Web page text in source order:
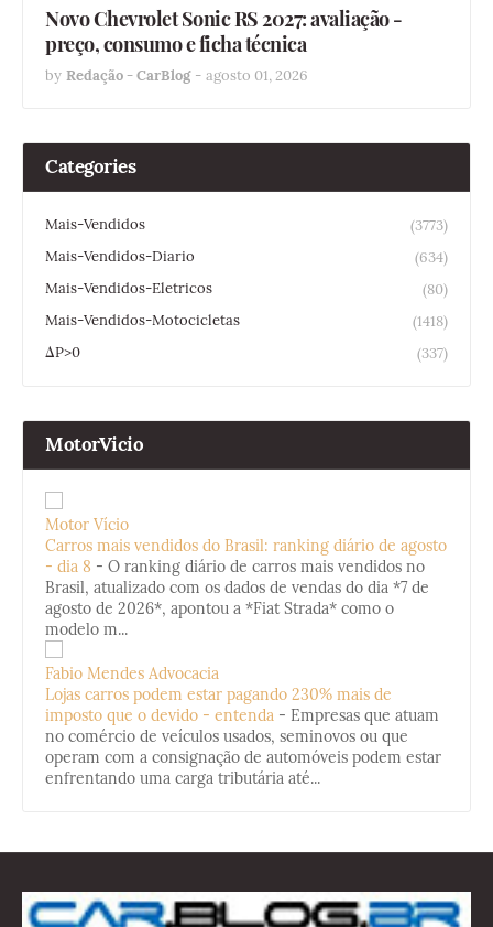
Novo Chevrolet Sonic RS 2027: avaliação -
preço, consumo e ficha técnica
by Redação - CarBlog - agosto 01, 2026
Categories
Mais-Vendidos
(3773)
Mais-Vendidos-Diario
(634)
Mais-Vendidos-Eletricos
(80)
Mais-Vendidos-Motocicletas
(1418)
ΔP>0
(337)
MotorVicio
Motor Vício
Carros mais vendidos do Brasil: ranking diário de agosto
- dia 8 - O ranking diário de carros mais vendidos no
Brasil, atualizado com os dados de vendas do dia *7 de
agosto de 2026*, apontou a *Fiat Strada* como o
modelo m...
Fabio Mendes Advocacia
Lojas carros podem estar pagando 230% mais de
imposto que o devido - entenda - Empresas que atuam
no comércio de veículos usados, seminovos ou que
operam com a consignação de automóveis podem estar
enfrentando uma carga tributária até...